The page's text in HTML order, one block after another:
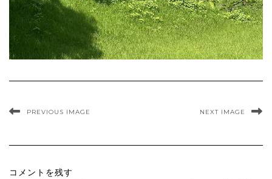
PREVIOUS IMAGE NEXT IMAGE
コメントを残す